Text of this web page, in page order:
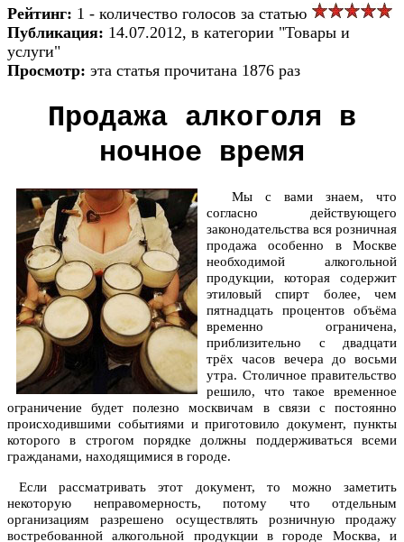
Рейтинг: 1 - количество голосов за статью
Публикация: 14.07.2012, в категории "Товары и
услуги"
Просмотр: эта статья прочитана 1876 раз
Продажа алкоголя в
ночное время
Мы с вами знаем, что
согласно действующего
законодательства вся розничная
продажа особенно в Москве
необходимой алкогольной
продукции, которая содержит
этиловый спирт более, чем
пятнадцать процентов объёма
временно ограничена,
приблизительно с двадцати
трёх часов вечера до восьми
утра. Столичное правительство
решило, что такое временное
ограничение будет полезно москвичам в связи с постоянно
происходившими событиями и приготовило документ, пункты
которого в строгом порядке должны поддерживаться всеми
гражданами, находящимися в городе.
Если рассматривать этот документ, то можно заметить
некоторую неправомерность, потому что отдельным
организациям разрешено осуществлять розничную продажу
востребованной алкогольной продукции в городе Москва, и